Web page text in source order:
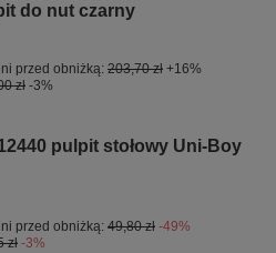
do nut czarny
przed obniżką: 203,70 zł +16%
zł -3%
pulpit stołowy Uni-Boy
przed obniżką: 49,80 zł -49%
zł -3%